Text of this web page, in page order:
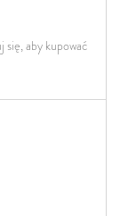
aby kupować